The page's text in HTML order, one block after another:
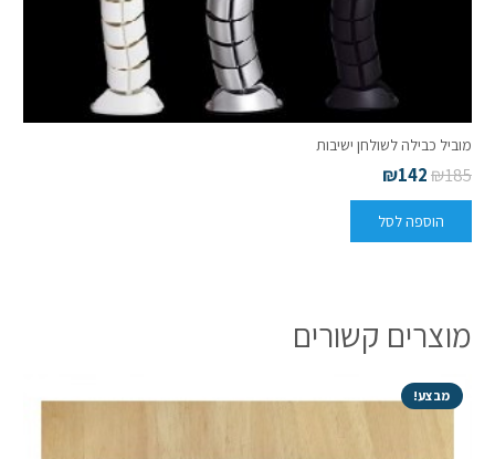
מוביל כבילה לשולחן ישיבות
₪185
₪142
הוספה לסל
מוצרים קשורים
מבצע!